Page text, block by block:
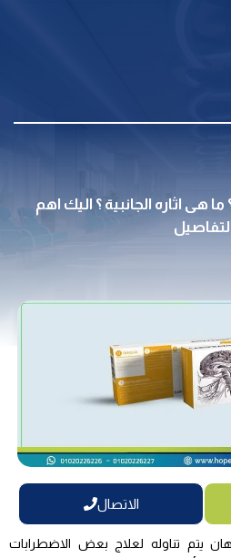
هى اثاره الجانبية ؟ اليك اهم
الاتصال
يتم تناوله لعلاج بعض الاضطرابات